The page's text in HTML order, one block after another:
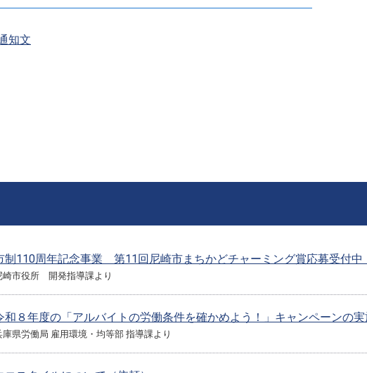
知文
制110周年記念事業 第11回尼崎市まちかどチャーミング賞応募受付中
崎市役所 開発指導課より
和８年度の「アルバイトの労働条件を確かめよう！」キャンペーンの
庫県労働局 雇用環境・均等部 指導課より